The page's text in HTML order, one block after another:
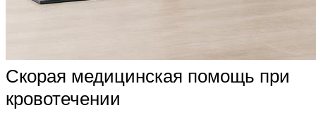
Скорая медицинская помощь при
кровотечении